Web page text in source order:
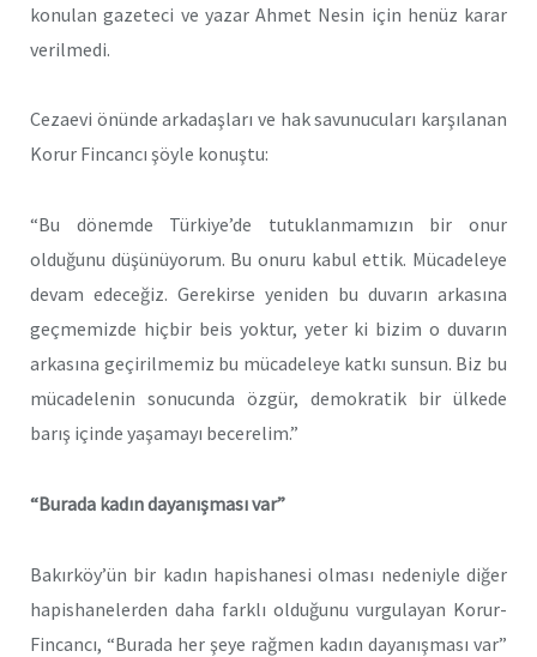
konulan gazeteci ve yazar Ahmet Nesin için henüz karar
verilmedi.
Cezaevi önünde arkadaşları ve hak savunucuları karşılanan
Korur Fincancı şöyle konuştu:
“Bu dönemde Türkiye’de tutuklanmamızın bir onur
olduğunu düşünüyorum. Bu onuru kabul ettik. Mücadeleye
devam edeceğiz. Gerekirse yeniden bu duvarın arkasına
geçmemizde hiçbir beis yoktur, yeter ki bizim o duvarın
arkasına geçirilmemiz bu mücadeleye katkı sunsun. Biz bu
mücadelenin sonucunda özgür, demokratik bir ülkede
barış içinde yaşamayı becerelim.”
“Burada kadın dayanışması var”
Bakırköy’ün bir kadın hapishanesi olması nedeniyle diğer
hapishanelerden daha farklı olduğunu vurgulayan Korur-
Fincancı, “Burada her şeye rağmen kadın dayanışması var”